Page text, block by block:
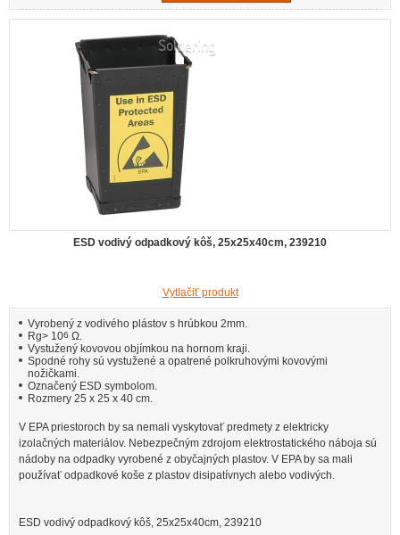
ESD vodivý odpadkový kôš, 25x25x40cm, 239210
Vytlačiť produkt
Vyrobený z vodivého plástov s hrúbkou 2mm.
Rg> 106 Ω.
Vystužený kovovou objímkou na hornom kraji.
Spodné rohy sú vystužené a opatrené polkruhovými kovovými
nožičkami.
Označený ESD symbolom.
Rozmery 25 x 25 x 40 cm.
V EPA priestoroch by sa nemali vyskytovať predmety z elektricky
izolačných materiálov. Nebezpečným zdrojom elektrostatického náboja sú
nádoby na odpadky vyrobené z obyčajných plastov. V EPA by sa mali
používať odpadkové koše z plastov disipatívnych alebo vodivých.
ESD vodivý odpadkový kôš, 25x25x40cm, 239210